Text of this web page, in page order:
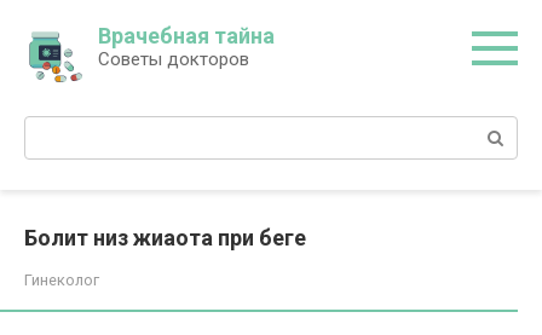
контенту
Врачебная тайна
Советы докторов
Поиск:
Болит низ жиаота при беге
Гинеколог